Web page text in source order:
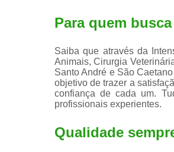
Para quem
Saiba que através da
Animais, Cirurgia
Santo André e São
objetivo de trazer a
confiança de cada um.
profissionais experientes.
Qualidade